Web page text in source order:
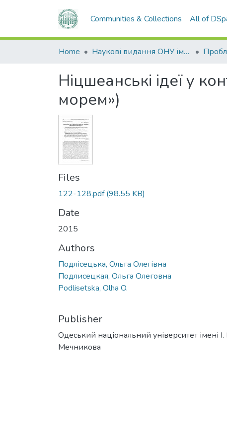
Communities & Collections All of
Home Наукові видання ОНУ імені І. І. Мечникова
Ніцшеанські ідеї у
морем»)
Files
122-128.pdf(98.55 KB)
Date
2015
Authors
Подлісецька, Ольга Олегівна
Подлисецкая, Ольга Олеговна
Podlisetska, Olha O.
Publisher
Одеський національний університет імені І.
Мечникова